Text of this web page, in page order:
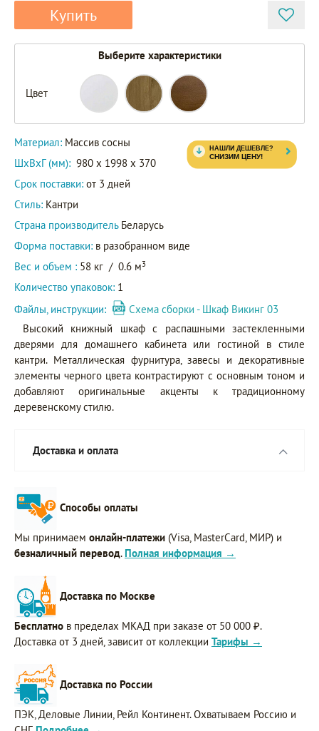
Купить
Выберите характеристики
Цвет
Материал: Массив сосны
ШxВxГ (мм): 980 x 1998 x 370
Срок поставки: от 3 дней
Стиль: Кантри
Страна производитель Беларусь
Форма поставки: в разобранном виде
Вес и объем : 58 кг / 0.6 м3
Количество упаковок: 1
Файлы, инструкции:
Схема сборки - Шкаф Викинг 03
Высокий книжный шкаф с распашными застекленными
дверями для домашнего кабинета или гостиной в стиле
кантри. Металлическая фурнитура, завесы и декоративные
элементы черного цвета контрастируют с основным тоном и
добавляют оригинальные акценты к традиционному
деревенскому стилю.
Доставка и оплата
Способы оплаты
Мы принимаем онлайн-платежи (Visa, MasterCard, МИР) и
безналичный перевод. Полная информация →
Доставка по Москве
Бесплатно в пределах МКАД при заказе от 50 000 ₽.
Доставка от 3 дней, зависит от коллекции Тарифы →
Доставка по России
ПЭК, Деловые Линии, Рейл Континент. Охватываем Россию и